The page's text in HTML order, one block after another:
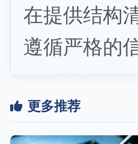
在提供结构
遵循严格的
更多推荐